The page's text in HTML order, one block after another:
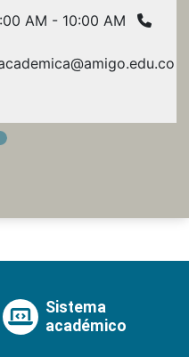
AM - 10:00 AM
Sistema
académico